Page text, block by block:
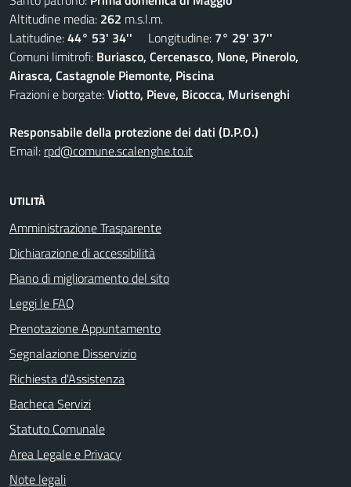
Altitudine media: 262 m.s.l.m.
Latitudine:44° 53' 34'' Longitudine: 7° 29' 37''
Comuni limitrofi: Buriasco, Cercenasco, None, Pinerolo,
Airasca, Castagnole Piemonte, Piscina
Frazioni e borgate:Viotto, Pieve, Bicocca, Murisenghi
Responsabile della protezione dei dati (D.P.O.)
Email: rpd@comune.scalenghe.to.it
UTILITÀ
Amministrazione Trasparente
Dichiarazione di accessibilità
Piano di miglioramento del sito
Leggi le FAQ
Prenotazione Appuntamento
Segnalazione Disservizio
Richiesta d'Assistenza
Bacheca Servizi
Statuto Comunale
Area Legale e Privacy
Note legali